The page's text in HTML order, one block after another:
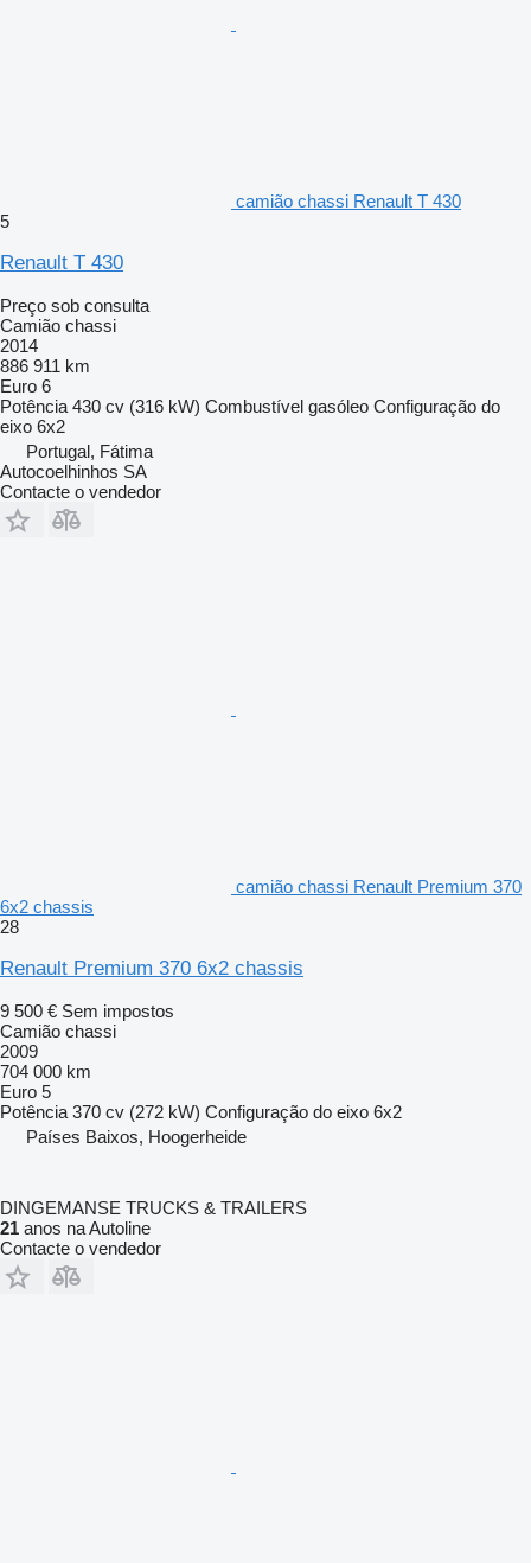
camião chassi Renault T 430
5
Renault T 430
Preço sob consulta
Camião chassi
2014
886 911 km
Euro 6
Potência 430 cv (316 kW) Combustível gasóleo Configuração do
eixo 6x2
Portugal, Fátima
Autocoelhinhos SA
Contacte o vendedor
camião chassi Renault Premium 370
6x2 chassis
28
Renault Premium 370 6x2 chassis
9 500 € Sem impostos
Camião chassi
2009
704 000 km
Euro 5
Potência 370 cv (272 kW) Configuração do eixo 6x2
Países Baixos, Hoogerheide
DINGEMANSE TRUCKS & TRAILERS
21 anos na Autoline
Contacte o vendedor